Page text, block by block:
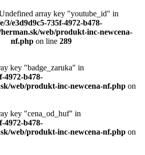
array key "youtube_id" in
3/e3d9d9c5-735f-4972-b478-
herman.sk/web/produkt-inc-newcena-
nf.php on line 289
key "badge_zaruka" in
4972-b478-
web/produkt-inc-newcena-nf.php on
key "cena_od_huf" in
4972-b478-
web/produkt-inc-newcena-nf.php on